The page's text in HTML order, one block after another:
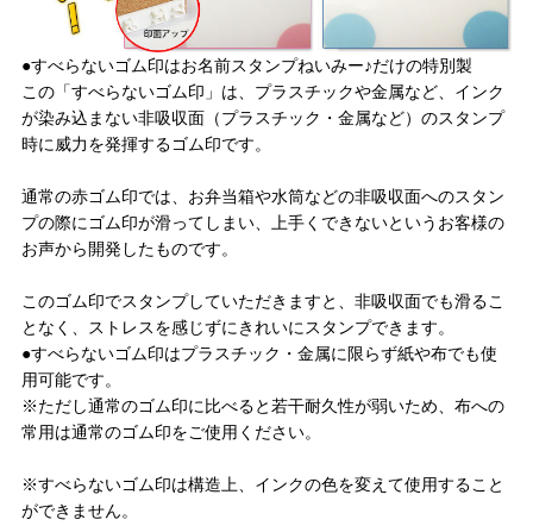
●すべらないゴム印はお名前スタンプねいみー♪だけの特別製
この「すべらないゴム印」は、プラスチックや金属など、インク
が染み込まない非吸収面（プラスチック・金属など）のスタンプ
時に威力を発揮するゴム印です。
通常の赤ゴム印では、お弁当箱や水筒などの非吸収面へのスタン
プの際にゴム印が滑ってしまい、上手くできないというお客様の
お声から開発したものです。
このゴム印でスタンプしていただきますと、非吸収面でも滑るこ
となく、ストレスを感じずにきれいにスタンプできます。
●すべらないゴム印はプラスチック・金属に限らず紙や布でも使
用可能です。
※ただし通常のゴム印に比べると若干耐久性が弱いため、布への
常用は通常のゴム印をご使用ください。
※すべらないゴム印は構造上、インクの色を変えて使用すること
ができません。